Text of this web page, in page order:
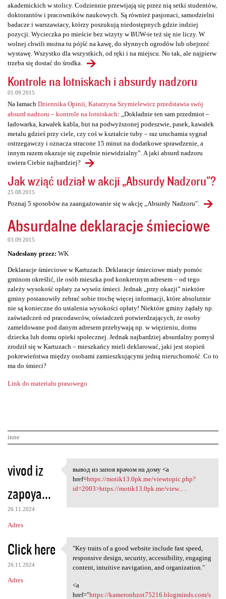
akademickich w stolicy. Codziennie przewijają się przez nią setki studentów,
doktorantów i pracowników naukowych. Są również pasjonaci, samodzielni
badacze i warszawiacy, którzy poszukują niedostępnych gdzie indziej
pozycji. Wycieczka po mieście bez wizyty w BUW-ie też się nie liczy. W
wolnej chwili można tu pójść na kawę, do słynnych ogrodów lub obejrzeć
wystawę. Wszystko dla wszystkich, od ręki i na miejscu. No tak, ale najpierw
trzeba się dostać do środka.
Kontrole na lotniskach i absurdy nadzoru
01.09.2015
Na łamach Dziennika Opinii, Katarzyna Szymielewicz przedstawia swój
absurd nadzoru – kontrole na lotniskach: „Dokładnie ten sam przedmiot –
ładowarka, kawałek kabla, but na podwyższonej podeszwie, pasek, kawałek
metalu gdzieś przy ciele, czy coś w kształcie tuby – raz uruchamia sygnał
ostrzegawczy i oznacza stracone 15 minut na dodatkowe sprawdzenie, a
innym razem okazuje się zupełnie niewidzialny”. A jaki absurd nadzoru
uwiera Ciebie najbardziej?
Jak wziąć udział w akcji „Absurdy Nadzoru"?
25.08.2015
Poznaj 5 sposobów na zaangażowanie się w akcję „Absurdy Nadzoru".
Absurdalne deklaracje śmieciowe
03.09.2015
Nadesłany przez: WK
Deklaracje śmieciowe w Kartuzach. Deklaracje śmieciowe miały pomóc
gminom określić, ile osób mieszka pod konkretnym adresem – od tego
zależy wysokość opłaty za wywóz śmieci. Jednak „przy okazji” niektóre
gminy postanowiły zebrać sobie trochę więcej informacji, które absolutnie
nie są konieczne do ustalenia wysokości opłaty! Niektóre gminy żądały np.
zaświadczeń od pracodawców, oświadczeń potwierdzających, że osoby
zameldowane pod danym adresem przebywają np. w więzieniu, domu
dziecka lub domu opieki społecznej. Jednak najbardziej absurdalny pomysł
zrodził się w Kartuzach – mieszkańcy mieli deklarować, jaki jest stopień
pokrewieństwa między osobami zamieszkującymi jedną nieruchomość. Co to
ma do śmieci?
Link do materiału prasowego
inne
K
o
m
e
n
a
r
z
vivod iz
zapoya...
26.11.2024
Adres
вывод из запоя врачом на дому
вывод из запоя врачом на дому <a
href=https://motik13.0pk.me/viewtopic.php?
id=2003>https://motik13.0pk.me/view....
Click here
26.11.2024
Adres
"Key traits of a good website
"Key traits of a good website include fast speed,
responsive design, security, accessibility, engaging
content, intuitive navigation, and organization."
<a
href="https://kameronhzot75216.blogminds.com/s